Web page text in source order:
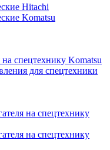
Hitachi
Komatsu
спецтехнику Komatsu
для спецтехники
на спецтехнику
на спецтехнику